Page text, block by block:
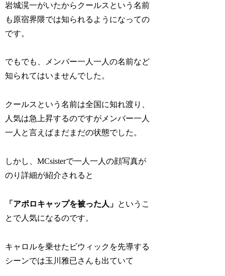
岩城滉一がいたからクールスという名前
も原宿界隈では知られるようになっての
です。
でもでも、メンバー一人一人の名前など
知られてはいませんでした。
クールスという名前は全国に知れ渡り、
人気は急上昇するのですがメンバー一人
一人と言えばまだまだの状態でした。
しかし、MCsisterで一人一人の顔写真が
のり詳細が紹介されると
「アポロキャップを被った人」 というこ
とで人気になるのです。
キャロルを乗せたビウィックを先導する
シーンでは玉川雅已さんも出ていて